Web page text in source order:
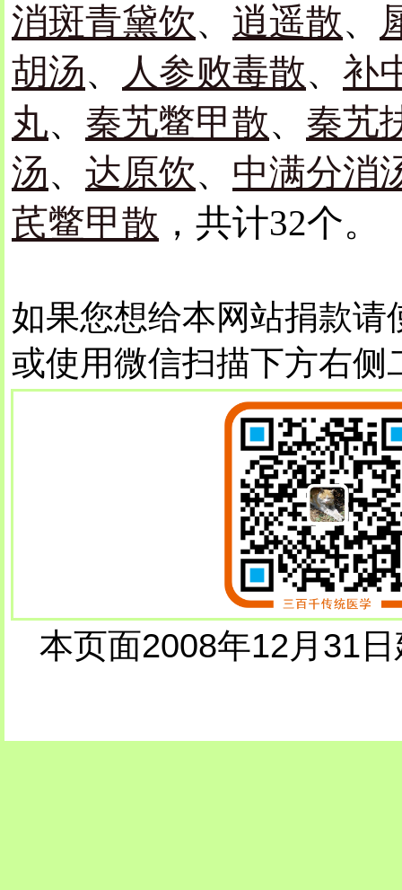
消斑青黛饮、 逍遥散、
胡汤、 人参败毒散、 补
丸、 秦艽鳖甲散、 秦艽
汤、 达原饮、 中满分消
芪鳖甲散 ，共计32个。
如果您想给本网站捐款
或使用微信扫描下方右侧
本页面2008年12月31